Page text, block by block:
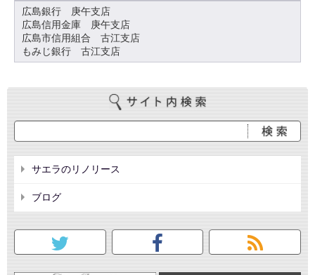
広島銀行 庚午支店
広島信用金庫 庚午支店
広島市信用組合 古江支店
もみじ銀行 古江支店
サエラのリノリース
ブログ